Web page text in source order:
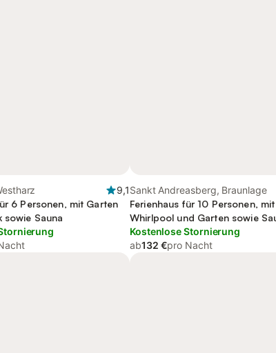
9,1
6 Personen, mit Garten
sowie Sauna
Sankt Andreasberg, Braunlage
Ferienhaus für 10 Personen, mit
Whirlpool und Garten sowie
Haustier
Kostenlose Stornierung
ab132 €pro Nacht